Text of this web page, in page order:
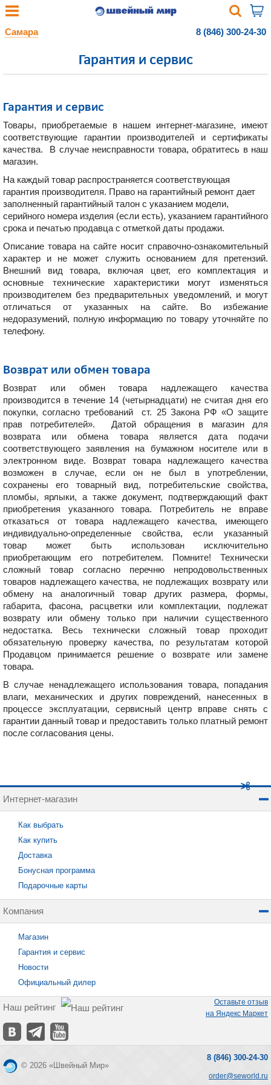
Самара 8 (846) 300-24-30
Гарантия и сервис
Гарантия и сервис
Товары, приобретаемые в нашем интернет-магазине, имеют
соответствующие гарантии производителей и сертификаты
качества. В случае неисправности товара, обратитесь в наш
магазин.
На каждый товар распространяется соответствующая
гарантия производителя. Право на гарантийный ремонт дает
заполненный гарантийный талон с указанием модели,
серийного номера изделия (если есть), указанием гарантийного
срока и печатью продавца с отметкой даты продажи.
Описание товара на сайте носит справочно-ознакомительный
характер и не может служить основанием для претензий.
Внешний вид товара, включая цвет, его комплектация и
основные технические характеристики могут изменяться
производителем без предварительных уведомлений, и могут
отличаться от указанных на сайте. Во избежание
недоразумений, полную информацию по товару уточняйте по
телефону.
Возврат или обмен товара
Возврат или обмен товара надлежащего качества
производится в течение 14 (четырнадцати) не считая дня его
покупки, согласно требований ст. 25 Закона РФ «О защите
прав потребителей». Датой обращения в магазин для
возврата или обмена товара является дата подачи
соответствующего заявления на бумажном носителе или в
электронном виде. Возврат товара надлежащего качества
возможен в случае, если он не был в употреблении,
сохранены его товарный вид, потребительские свойства,
пломбы, ярлыки, а также документ, подтверждающий факт
приобретения указанного товара. Потребитель не вправе
отказаться от товара надлежащего качества, имеющего
индивидуально-определенные свойства, если указанный
товар может быть использован исключительно
приобретающим его потребителем. Помните! Технически
сложный товар согласно перечню непродовольственных
товаров надлежащего качества, не подлежащих возврату или
обмену на аналогичный товар других размера, формы,
габарита, фасона, расцветки или комплектации, подлежат
возврату или обмену только при наличии существенного
недостатка. Весь технически сложный товар проходит
обязательную проверку качества, по результатам которой
Продавцом принимается решение о возврате или замене
товара.
В случае ненадлежащего использования товара, попадания
влаги, механических и других повреждений, нанесенных в
процессе эксплуатации, сервисный центр вправе снять с
гарантии данный товар и предоставить только платный ремонт
после согласования цены.
Интернет-магазин
Как выбрать
Как купить
Доставка
Бонусная программа
Подарочные карты
Компания
Магазин
Гарантия и сервис
Новости
Официальный дилер
Наш рейтинг
Оставьте отзыв
на Яндекс Маркет
© 2026 «Швейный Мир»
8 (846) 300-24-30
order@seworld.ru